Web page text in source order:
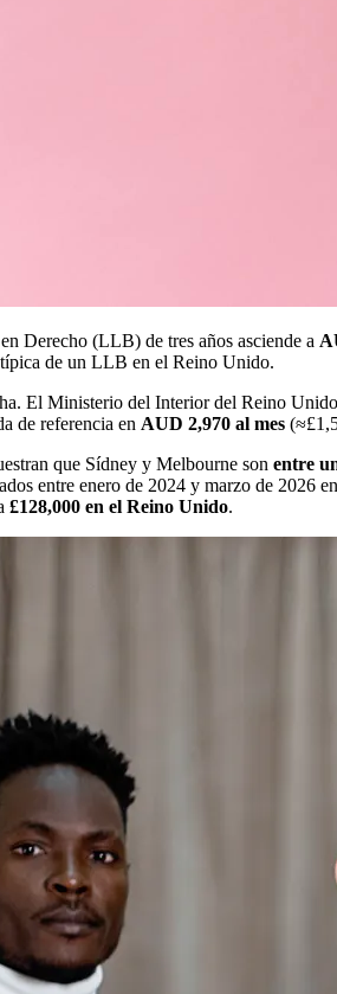
Derecho (LLB) de tres años asciende a
de un LLB en el Reino Unido.
El Ministerio del Interior del Reino
de referencia en AUD 2,970 al mes
que Sídney y Melbourne son entre
entre enero de 2024 y marzo de 2026
£128,000 en el Reino Unido.